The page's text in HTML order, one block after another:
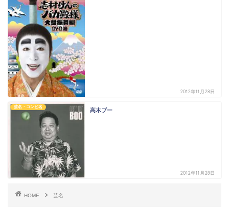
2012年11月28日
芸名・コンビ名
高木ブー
2012年11月28日
HOME 芸名